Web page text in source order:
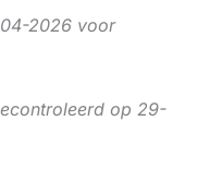
2026 voor
op 29-